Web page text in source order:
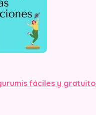
fáciles y gratuito